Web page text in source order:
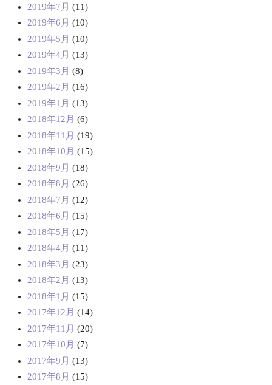
2019年7月 (11)
2019年6月 (10)
2019年5月 (10)
2019年4月 (13)
2019年3月 (8)
2019年2月 (16)
2019年1月 (13)
2018年12月 (6)
2018年11月 (19)
2018年10月 (15)
2018年9月 (18)
2018年8月 (26)
2018年7月 (12)
2018年6月 (15)
2018年5月 (17)
2018年4月 (11)
2018年3月 (23)
2018年2月 (13)
2018年1月 (15)
2017年12月 (14)
2017年11月 (20)
2017年10月 (7)
2017年9月 (13)
2017年8月 (15)